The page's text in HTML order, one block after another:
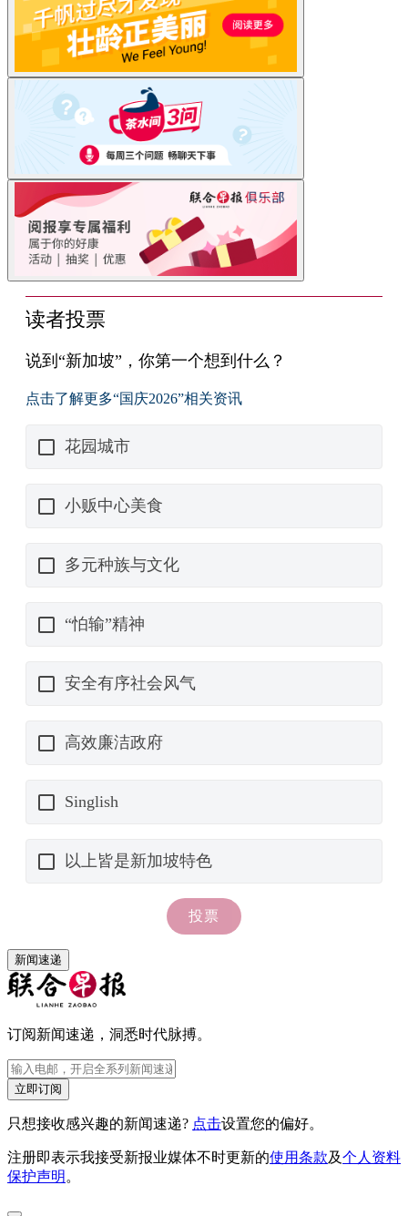
新闻速递
订阅新闻速递，洞悉时代脉搏。
立即订阅
只想接收感兴趣的新闻速递? 点击设置您的偏好。
注册即表示我接受新报业媒体不时更新的使用条款及个人资料
保护声明 。